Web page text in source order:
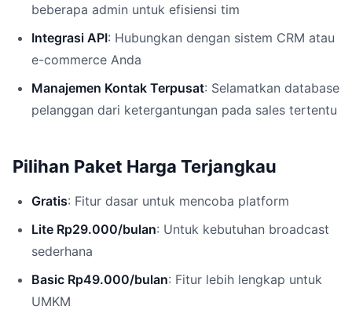
beberapa admin untuk efisiensi tim
Integrasi API: Hubungkan dengan sistem CRM atau
e-commerce Anda
Manajemen Kontak Terpusat: Selamatkan database
pelanggan dari ketergantungan pada sales tertentu
Pilihan Paket Harga Terjangkau
Gratis: Fitur dasar untuk mencoba platform
Lite Rp29.000/bulan: Untuk kebutuhan broadcast
sederhana
Basic Rp49.000/bulan: Fitur lebih lengkap untuk
UMKM